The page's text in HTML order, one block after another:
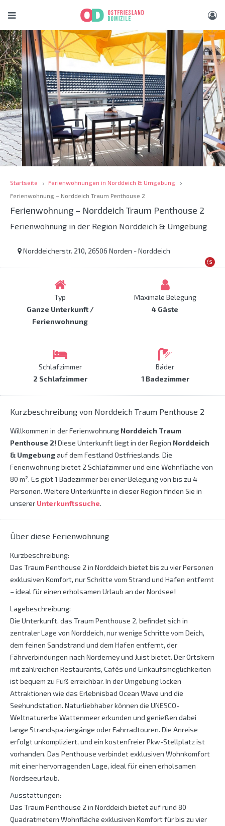
Startseite
Ferienwohnungen in Norddeich & Umgebung
Ferienwohnung – Norddeich Traum Penthouse 2
Ferienwohnung – Norddeich Traum Penthouse 2
Ferienwohnung in der Region Norddeich & Umgebung
Norddeicherstr. 210, 26506 Norden - Norddeich
Typ
Ganze Unterkunft /
Ferienwohnung
Maximale Belegung
4 Gäste
Schlafzimmer
2 Schlafzimmer
Bäder
1 Badezimmer
Kurzbeschreibung von Norddeich Traum Penthouse 2
Willkommen in der Ferienwohnung Norddeich Traum
Penthouse 2! Diese Unterkunft liegt in der Region Norddeich
& Umgebungauf dem Festland Ostfrieslands. Die
Ferienwohnung bietet 2 Schlafzimmer und eine Wohnfläche von
80 m². Es gibt 1 Badezimmer bei einer Belegung von bis zu 4
Personen. Weitere Unterkünfte in dieser Region finden Sie in
unserer Unterkunftssuche.
Über diese Ferienwohnung
Kurzbeschreibung:
Das Traum Penthouse 2 in Norddeich bietet bis zu vier Personen
exklusiven Komfort, nur Schritte vom Strand und Hafen entfernt
– ideal für einen erholsamen Urlaub an der Nordsee!
Lagebeschreibung:
Die Unterkunft, das Traum Penthouse 2, befindet sich in
zentraler Lage von Norddeich, nur wenige Schritte vom Deich,
dem feinen Sandstrand und dem Hafen entfernt, der
Fährverbindungen nach Norderney und Juist bietet. Der Ortskern
mit zahlreichen Restaurants, Cafés und Einkaufsmöglichkeiten
ist bequem zu Fuß erreichbar. In der Umgebung locken
Attraktionen wie das Erlebnisbad Ocean Wave und die
Seehundstation. Naturliebhaber können die UNESCO-
Weltnaturerbe Wattenmeer erkunden und genießen dabei
lange Strandspaziergänge oder Fahrradtouren. Die Anreise
erfolgt unkompliziert, und ein kostenfreier Pkw-Stellplatz ist
vorhanden. Das Penthouse verbindet exklusiven Wohnkomfort
mit einer hervorragenden Lage, ideal für einen erholsamen
Nordseeurlaub.
Ausstattungen:
Das Traum Penthouse 2 in Norddeich bietet auf rund 80
Quadratmetern Wohnfläche exklusiven Komfort für bis zu vier